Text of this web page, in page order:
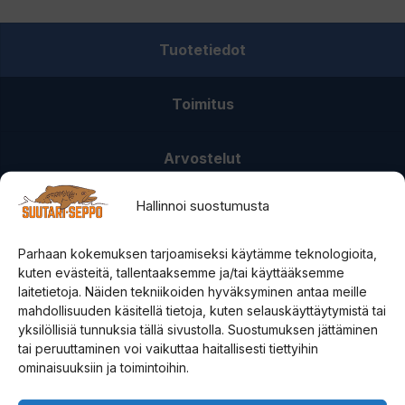
Hallinnoi suostumusta
Parhaan kokemuksen tarjoamiseksi käytämme teknologioita,
kuten evästeitä, tallentaaksemme ja/tai käyttääksemme
laitetietoja. Näiden tekniikoiden hyväksyminen antaa meille
mahdollisuuden käsitellä tietoja, kuten selauskäyttäytymistä tai
yksilöllisiä tunnuksia tällä sivustolla. Suostumuksen jättäminen
tai peruuttaminen voi vaikuttaa haitallisesti tiettyihin
ominaisuuksiin ja toimintoihin.
Tuotetiedot
Toimitus
Arvostelut
Tuotetunnus (SKU)
A06-10009
Tuoteosasto
Parhaat pilkkivälineet,